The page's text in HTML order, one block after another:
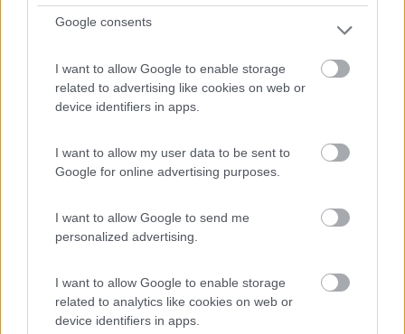
Google consents
I want to allow Google to enable storage
related to advertising like cookies on web or
device identifiers in apps.
I want to allow my user data to be sent to
Google for online advertising purposes.
I want to allow Google to send me
personalized advertising.
I want to allow Google to enable storage
related to analytics like cookies on web or
device identifiers in apps.
Parcheggio funzionale a escursioni sul Monte Pollino.
Colle Impiso